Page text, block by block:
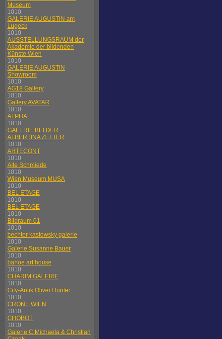
Museum
1010
GALERIE AUGUSTIN am
Lugeck
1010
AUSSTELLUNGSRAUM der
Akademie der bildenden
Künste Wien
1010
GALERIE AUGUSTIN
Showroom
1010
AG18 Gallery
1010
Gallery AVATAR
1010
ALPHA
1010
GALERIE BEI DER
ALBERTINA ZETTER
1010
ARTECONT
1010
Alte Schmiede
1010
Wien Museum MUSA
1010
BEL ETAGE
1010
BEL ETAGE
1010
Bildraum 01
1010
bechter kastowsky galerie
1010
Galerie Susanne Bauer
1010
bahoe art house
1010
CHARIM GALERIE
1010
City-Antik Oliver Hunter
1010
CRONE WIEN
1010
CHOBOT
1010
Galerie C Michaela & Christian